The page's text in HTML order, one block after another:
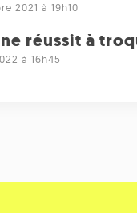
2021 à 19h10
réussit à
à 16h45